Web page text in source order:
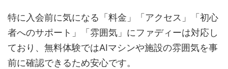
特に入会前に気になる「料金」「アクセス」「初心
者へのサポート」「雰囲気」にファディーは対応し
ており、無料体験ではAIマシンや施設の雰囲気を事
前に確認できるため安心です。